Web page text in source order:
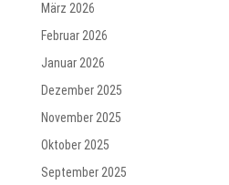
März 2026
Februar 2026
Januar 2026
Dezember 2025
November 2025
Oktober 2025
September 2025